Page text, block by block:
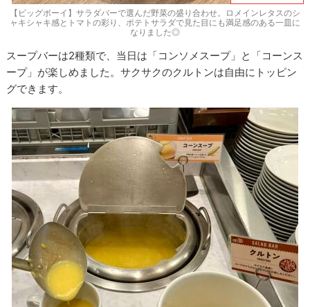
【ビッグボーイ】サラダバーで選んだ野菜の盛り合わせ。ロメインレタスのシ
ャキシャキ感とトマトの彩り、ポテトサラダで見た目にも満足感のある一皿に
なりました◎
スープバーは2種類で、当日は「コンソメスープ」と「コーンス
ープ」が楽しめました。サクサクのクルトンは自由にトッピン
グできます。